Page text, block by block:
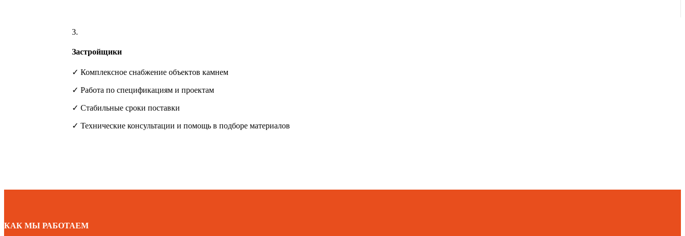
3.
Застройщики
✓ Комплексное снабжение объектов камнем
✓ Работа по спецификациям и проектам
✓ Стабильные сроки поставки
✓ Технические консультации и помощь в подборе материалов
КАК МЫ РАБОТАЕМ